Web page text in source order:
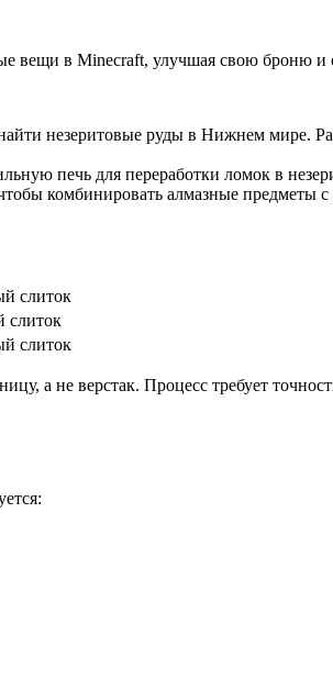
вещи в Minecraft, улучшая свою броню
незеритовые руды в Нижнем мире.
печь для переработки ломок в
комбинировать алмазные предметы
слиток
слиток
слиток
а не верстак. Процесс требует